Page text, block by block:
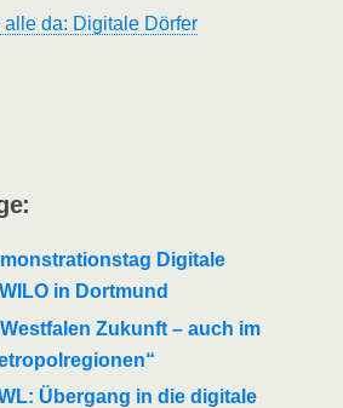
da: Digitale Dörfer
Digitale
in Dortmund
Zukunft – auch im
Übergang in die digitale